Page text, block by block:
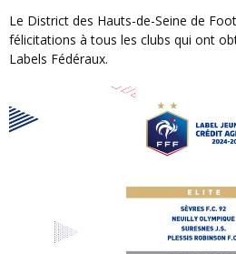
Le District des Hauts-de-Seine de Football adresse toutes ses
félicitations à tous les clubs qui ont
Labels Fédéraux.